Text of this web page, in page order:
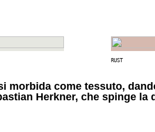
RUST
come tessuto,
Herkner, che spinge